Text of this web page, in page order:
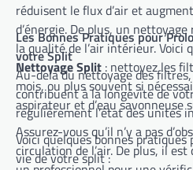
réduisent le flux d’air et
d’énergie. De plus, un nettoyage régulier permet d’améliorer
la qualité de
Nettoyage Split : nettoyez les
mois, ou plus souvent si nécessaire. L’utilisation
aspirateur et d’eau savonneuse
Les Bonnes Pratiques pour
votre Split
Au-delà du nettoyage des
contribuent à la longévité de votre
régulièrement l’état des unités
Assurez-vous qu’il n’y a pas
circulation de l’air. De plus, il est conseillé de faire appel à
Voici quelques bonnes
vie de votre split :